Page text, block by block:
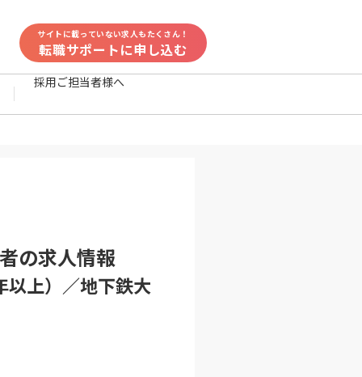
サイトに載っていない求人もたくさん！
転職サポートに申し込む
採用ご担当者様へ
の求人情報
上）／地下鉄大